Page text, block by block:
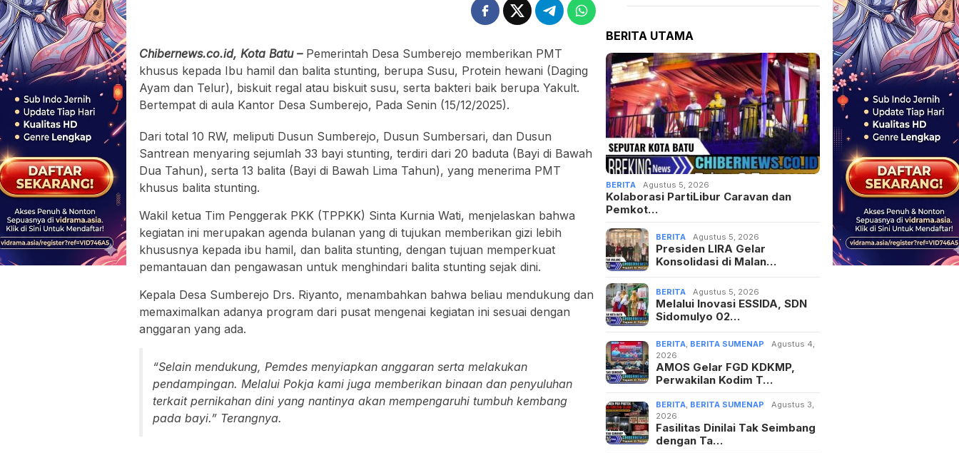
Chibernews.co.id, Kota Batu –Pemerintah Desa Sumberejo memberikan PMT
khusus kepada Ibu hamil dan balita stunting, berupa Susu, Protein hewani (Daging
Ayam dan Telur), biskuit regal atau biskuit susu, serta bakteri baik berupa Yakult.
Bertempat di aula Kantor Desa Sumberejo, Pada Senin (15/12/2025).
Dari total 10 RW, meliputi Dusun Sumberejo, Dusun Sumbersari, dan Dusun
Santrean menyaring sejumlah 33 bayi stunting, terdiri dari 20 baduta (Bayi di Bawah
Dua Tahun), serta 13 balita (Bayi di Bawah Lima Tahun), yang menerima PMT
khusus balita stunting.
Wakil ketua Tim Penggerak PKK (TPPKK) Sinta Kurnia Wati, menjelaskan bahwa
kegiatan ini merupakan agenda bulanan yang di tujukan memberikan gizi lebih
khususnya kepada ibu hamil, dan balita stunting, dengan tujuan memperkuat
pemantauan dan pengawasan untuk menghindari balita stunting sejak dini.
Kepala Desa Sumberejo Drs. Riyanto, menambahkan bahwa beliau mendukung dan
memaximalkan adanya program dari pusat mengenai kegiatan ini sesuai dengan
anggaran yang ada.
“Selain mendukung, Pemdes menyiapkan anggaran serta melakukan
pendampingan. Melalui Pokja kami juga memberikan binaan dan penyuluhan
terkait pernikahan dini yang nantinya akan mempengaruhi tumbuh kembang
pada bayi.” Terangnya.
BERITA UTAMA
BERITA Agustus 5, 2026
Kolaborasi PartiLibur Caravan dan
Pemkot…
BERITA Agustus 5, 2026
Presiden LIRA Gelar
Konsolidasi di Malan…
BERITA Agustus 5, 2026
Melalui Inovasi ESSIDA, SDN
Sidomulyo 02…
BERITA BERITA SUMENAP
Agustus 4,
2026
AMOS Gelar FGD KDKMP,
Perwakilan Kodim T…
BERITA BERITA SUMENAP
Agustus 3,
2026
Fasilitas Dinilai Tak Seimbang
dengan Ta…